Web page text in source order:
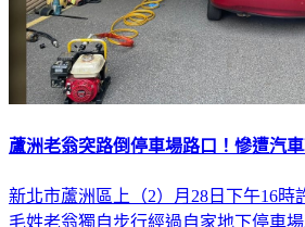
蘆洲老翁突路倒停車場路口！慘遭汽
新北市蘆洲區上（2）月28日下午16時
毛姓老翁獨自步行經過自家地下停車